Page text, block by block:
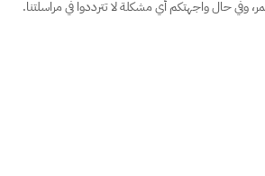
وفي حال واجهتكم أي مشكلة لا تترددوا في مراسلتنا.